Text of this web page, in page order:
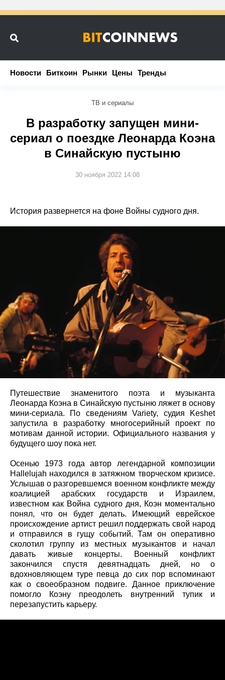
Новости Биткоин Рынки Цены Тренды
Новости Биткоин Рынки Цены Тренды
ТВ и сериалы
В разработку запущен мини-
сериал о поездке Леонарда Коэна
в Синайскую пустыню
30 ноября 2022 14:08
История развернется на фоне Войны судного дня.
Путешествие знаменитого поэта и музыканта
Леонарда Коэна в Синайскую пустыню ляжет в основу
мини-сериала. По сведениям Variety, судия Keshet
запустила в разработку многосерийный проект по
мотивам данной истории. Официального названия у
будущего шоу пока нет.
Осенью 1973 года автор легендарной композиции
Hallelujah находился в затяжном творческом кризисе.
Услышав о разгоревшемся военном конфликте между
коалицией арабских государств и Израилем,
известном как Война судного дня, Коэн моментально
понял, что он будет делать. Имеющий еврейское
происхождение артист решил поддержать свой народ
и отправился в гущу событий. Там он оперативно
сколотил группу из местных музыкантов и начал
давать живые концерты. Военный конфликт
закончился спустя девятнадцать дней, но о
вдохновляющем туре певца до сих пор вспоминают
как о своеобразном подвиге. Данное приключение
помогло Коэну преодолеть внутренний тупик и
перезапустить карьеру.